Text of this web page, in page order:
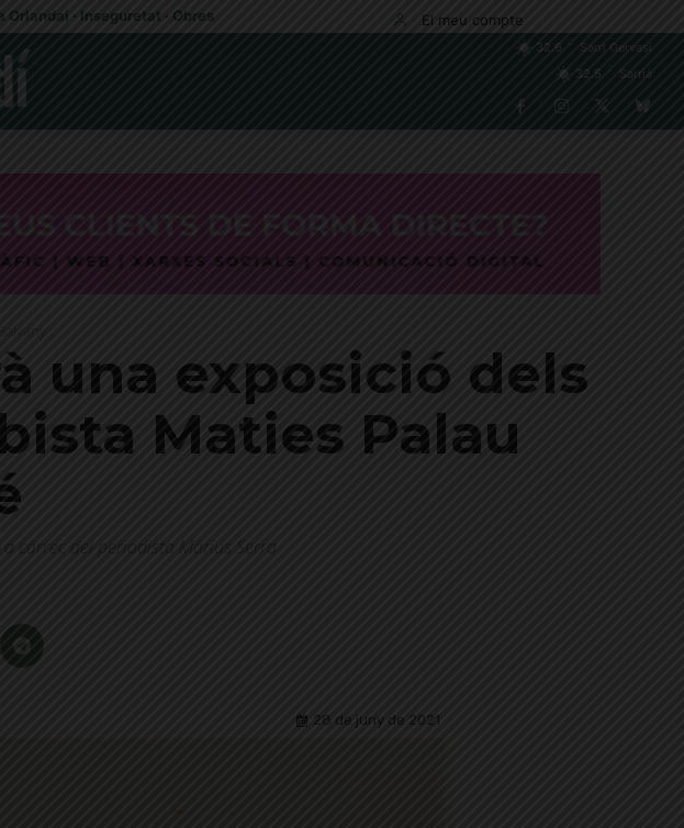
Orlandai · Inseguretat · Obres El meu compte
32.6
Sant Gervasi
32.5
Sarrià
una exposició dels
Maties Palau
càrrec del periodista Màrius Serra
28 de juny de 2021